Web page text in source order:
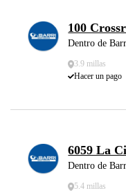
100
Dentro de
3.9 millas
Hacer un pago
6059 La
Dentro de
5.4 millas